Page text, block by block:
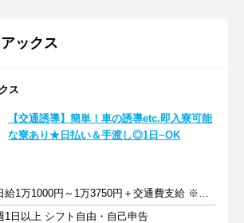
ックス
ス
【交通誘導】簡単！車の誘導etc.即入寮可能
な寮あり★日払い＆手渡し◎1日~OK
日給1万1000円～1万3750円＋交通費支給 ※日給保障あり
1日以上 シフト自由・自己申告